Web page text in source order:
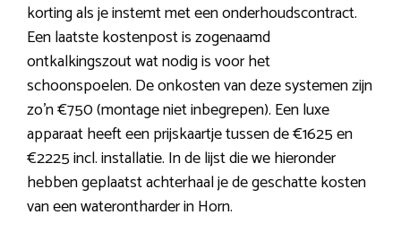
korting als je instemt met een onderhoudscontract.
Een laatste kostenpost is zogenaamd
ontkalkingszout wat nodig is voor het
schoonspoelen. De onkosten van deze systemen zijn
zo’n €750 (montage niet inbegrepen). Een luxe
apparaat heeft een prijskaartje tussen de €1625 en
€2225 incl. installatie. In de lijst die we hieronder
hebben geplaatst achterhaal je de geschatte kosten
van een waterontharder in Horn.